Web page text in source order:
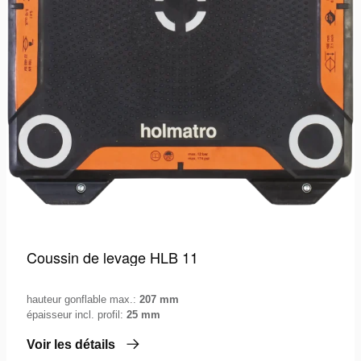
Coussin de levage HLB 11
hauteur gonflable max.: 207 mm
épaisseur incl. profil: 25 mm
Voir les détails